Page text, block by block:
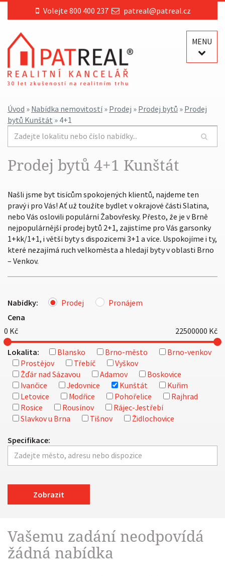
Volejte 800 400 237 patreal@patreal.cz
MENU
Úvod » Nabídka nemovitostí » Prodej » Prodej bytů » Prodej
bytů Kunštát » 4+1
Prodej bytů 4+1 Kunštát
Našli jsme byt tisícům spokojených klientů, najdeme ten
pravý i pro Vás! Ať už toužíte bydlet v okrajové části Slatina,
nebo Vás oslovili populární Žabovřesky. Přesto, že je v Brně
nejpopulárnější prodej bytů 2+1, zajistíme pro Vás garsonky
1+kk/1+1, i větší byty s dispozicemi 3+1 a více. Uspokojíme i ty,
které nezajímá ruch velkoměsta a hledají byty v oblasti Brno
– Venkov.
Nabídky: Prodej
Pronájem
Cena
0 Kč 22500000 Kč
Lokalita: Blansko Brno-město
Brno-venkov
Prostějov
Třebíč
Vyškov
Žďár nad Sázavou
Adamov
Boskovice
Ivančice
Jedovnice Kunštát
Kuřim
Letovice
Modřice Pohořelice
Rajhrad
Rosice
Rousínov
Rájec-Jestřebí
Slavkov u Brna
Tišnov Židlochovice
Specifikace:
Zobrazit
Vašemu zadání neodpovídá
žádná nabídka